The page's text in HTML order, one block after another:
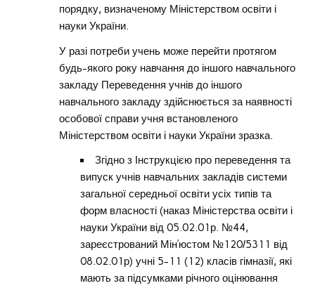
порядку, визначеному Міністерством освіти і
науки України.
У разі потреби учень може перейти протягом
будь-якого року навчання до іншого навчального
закладу Переведення учнів до іншого
навчального закладу здійснюється за наявності
особової справи учня встановленого
Міністерством освіти і науки України зразка.
Згідно з Інструкцією про переведення та
випуск учнів навчальних закладів системи
загальної середньої освіти усіх типів та
форм власності (наказ Міністерства освіти і
науки України від 05.02.01р. №44,
зареєстрований Мін’юстом №120/5311 від
08.02.01р) учні 5-11 (12) класів гімназії, які
мають за підсумками річного оцінювання